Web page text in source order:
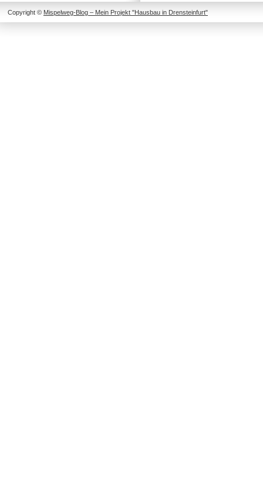
Copyright © Mispelweg-Blog – Mein Projekt "Hausbau in Drensteinfurt"